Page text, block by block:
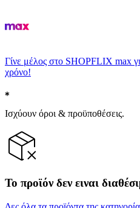
Γίνε μέλος στο SHOPFLIX max
χρόνο!
Ισχύουν όροι & προϋποθέσεις.
Το προϊόν δεν ειναι